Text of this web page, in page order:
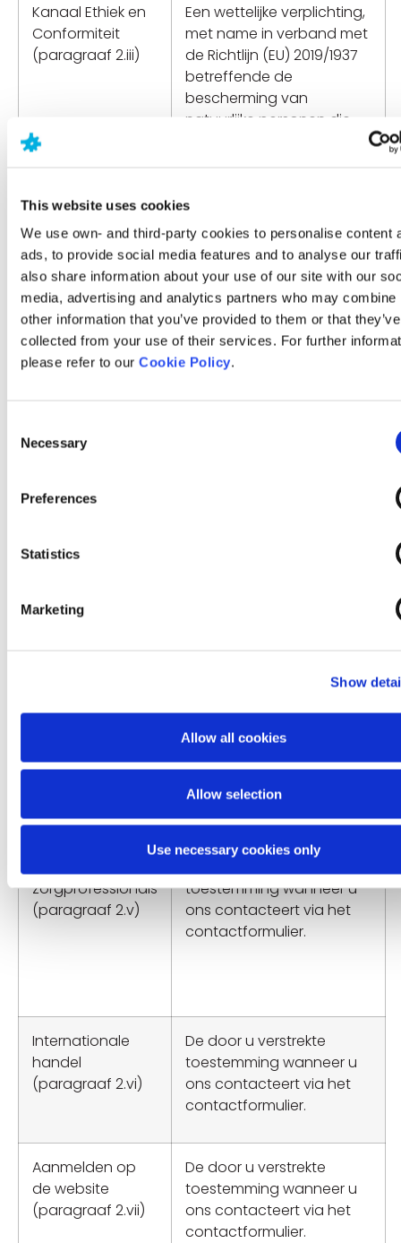
This website uses cookies
We use own- and third-party cookies to personalise content
ads, to provide social media features and to analyse our
also share information about your use of our site with our
media, advertising and analytics partners who may combine
other information that you’ve provided to them or that they’ve
collected from your use of their services. For further
please refer to our Cookie Policy.
Selection
Necessary
Preferences
Statistics
Marketing
Show
Allow all cookies
Allow selection
Use necessary cookies only
Kanaal Ethiek en
Conformiteit
(paragraaf 2.iii)
Een wettelijke verplichting,
met name in verband met
de Richtlijn (EU) 2019/1937
betreffende de
bescherming van
natuurlijke personen die
Melding van
bijwerkingen
(paragraaf 2.iv)
Een wettelijke verplichting,
met name op grond van
VERORDENING (EU) Nr.
1235/2010 van het
Europees Parlement en de
Raad van 15 december
2010 tot wijziging, wat de
en tot oprichting van een
Geneesmiddelenbureau,
en Verordening (EG) nr.
1394/2007 betreffende
geneesmiddelen voor
geavanceerde therapie.
zorgprofessionals
(paragraaf 2.v)
toestemming wanneer u
ons contacteert via het
contactformulier.
Internationale
handel
(paragraaf 2.vi)
De door u verstrekte
toestemming wanneer u
ons contacteert via het
contactformulier.
Aanmelden op
de website
(paragraaf 2.vii)
De door u verstrekte
toestemming wanneer u
ons contacteert via het
contactformulier.